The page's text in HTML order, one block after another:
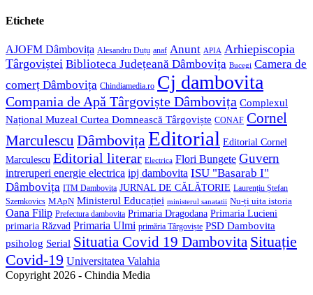
Etichete
AJOFM Dâmbovița Alesandru Duțu anaf Anunt APIA Arhiepiscopia
Târgoviștei Biblioteca Județeană Dâmbovița Bucegi Camera de
comerț Dâmbovița Chindiamedia.ro Cj dambovita
Compania de Apă Târgoviște Dâmbovița Complexul
Național Muzeal Curtea Domnească Târgoviște CONAF Cornel
Marculescu Dâmbovița Editorial Editorial Cornel
Marculescu Editorial literar Electrica Flori Bungete Guvern
intreruperi energie electrica ipj dambovita ISU "Basarab I"
Dâmbovița ITM Dambovita JURNAL DE CĂLĂTORIE Laurențiu Ștefan
Szemkovics MApN Ministerul Educației ministerul sanatatii Nu-ți uita istoria
Oana Filip Prefectura dambovita Primaria Dragodana Primaria Lucieni
primaria Răzvad Primaria Ulmi primăria Târgoviște PSD Dambovita
psiholog Serial Situatia Covid 19 Dambovita Situație
Covid-19 Universitatea Valahia
Copyright 2026 - Chindia Media